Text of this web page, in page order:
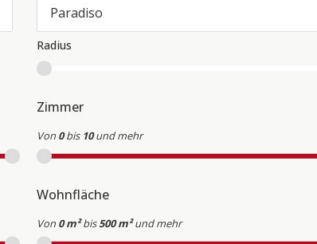
Radius
Zimmer
Von 0 bis 10 und mehr
Wohnfläche
Von 0 m² bis500 m² und mehr